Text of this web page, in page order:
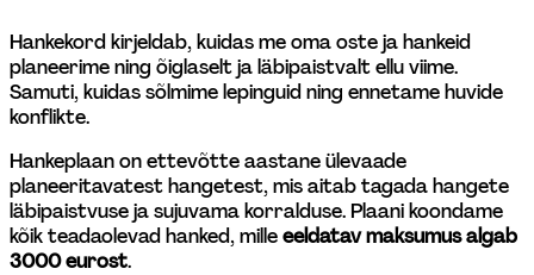
Hankekord kirjeldab, kuidas me oma oste ja hankeid
planeerime ning õiglaselt ja läbipaistvalt ellu viime.
Samuti, kuidas sõlmime lepinguid ning ennetame huvide
konflikte.
Hankeplaan on ettevõtte aastane ülevaade
planeeritavatest hangetest, mis aitab tagada hangete
läbipaistvuse ja sujuvama korralduse. Plaani koondame
kõik teadaolevad hanked, mille eeldatav maksumus algab
3000 eurost.